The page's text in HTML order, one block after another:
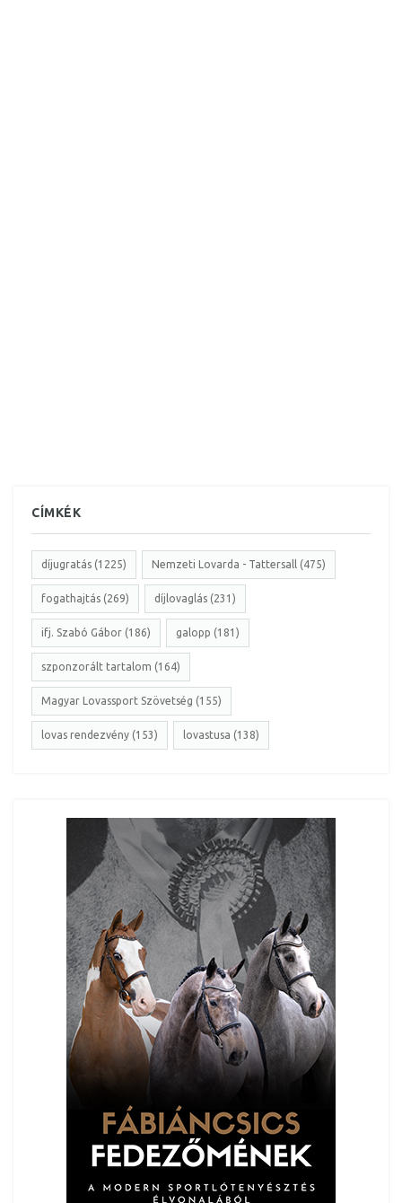
CÍMKÉK
díjugratás (1225) Nemzeti Lovarda - Tattersall (475)
fogathajtás (269) díjlovaglás (231)
ifj. Szabó Gábor (186) galopp (181)
szponzorált tartalom (164)
Magyar Lovassport Szövetség (155)
lovas rendezvény (153) lovastusa (138)